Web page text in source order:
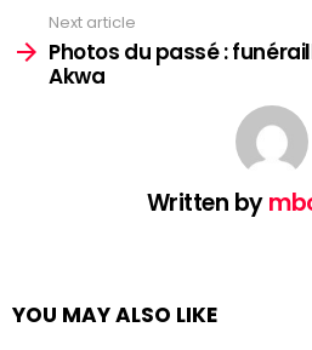
Next article
Photos du passé :
Akwa
Written by
YOU MAY ALSO LIKE